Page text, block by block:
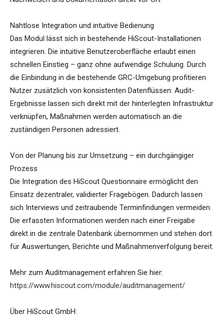
Nahtlose Integration und intuitive Bedienung
Das Modul lässt sich in bestehende HiScout-Installationen
integrieren. Die intuitive Benutzeroberfläche erlaubt einen
schnellen Einstieg – ganz ohne aufwendige Schulung. Durch
die Einbindung in die bestehende GRC-Umgebung profitieren
Nutzer zusätzlich von konsistenten Datenflüssen: Audit-
Ergebnisse lassen sich direkt mit der hinterlegten Infrastruktur
verknüpfen, Maßnahmen werden automatisch an die
zuständigen Personen adressiert.
Von der Planung bis zur Umsetzung – ein durchgängiger
Prozess
Die Integration des HiScout Questionnaire ermöglicht den
Einsatz dezentraler, validierter Fragebögen. Dadurch lassen
sich Interviews und zeitraubende Terminfindungen vermeiden.
Die erfassten Informationen werden nach einer Freigabe
direkt in die zentrale Datenbank übernommen und stehen dort
für Auswertungen, Berichte und Maßnahmenverfolgung bereit.
Mehr zum Auditmanagement erfahren Sie hier:
https://www.hiscout.com/module/auditmanagement/
Über HiScout GmbH: